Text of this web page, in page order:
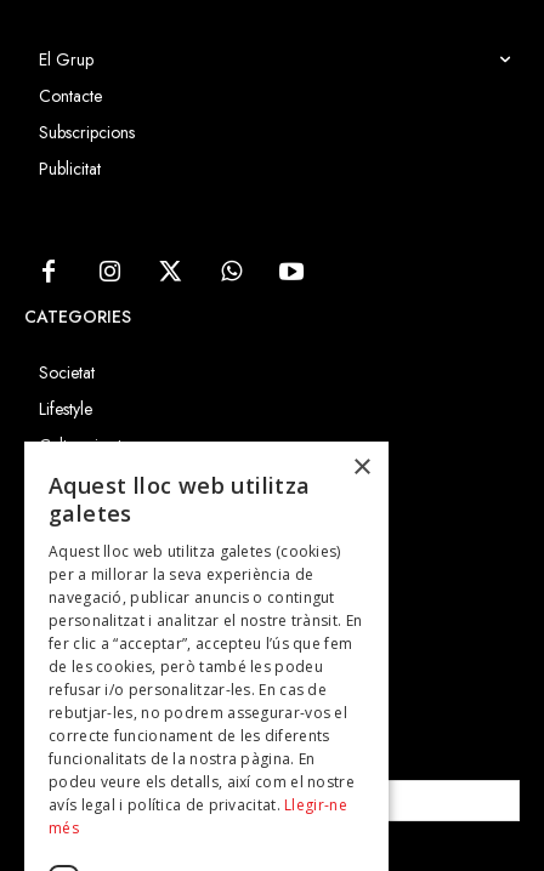
El Grup
Contacte
Subscripcions
Publicitat
CATEGORIES
Societat
Lifestyle
Cultura i art
Entrevistes
Gastronomia
TV
Plans per fer
Revistes
SUBSCRIU-TE A LA NOSTRA NEWSLETTER!
Correu electrònic*
×
Aquest lloc web utilitza
galetes
Aquest lloc web utilitza galetes (cookies)
per a millorar la seva experiència de
navegació, publicar anuncis o contingut
personalitzat i analitzar el nostre trànsit. En
fer clic a “acceptar”, accepteu l’ús que fem
de les cookies, però també les podeu
refusar i/o personalitzar-les. En cas de
rebutjar-les, no podrem assegurar-vos el
correcte funcionament de les diferents
funcionalitats de la nostra pàgina. En
podeu veure els detalls, així com el nostre
avís legal i política de privacitat. Llegir-ne
més